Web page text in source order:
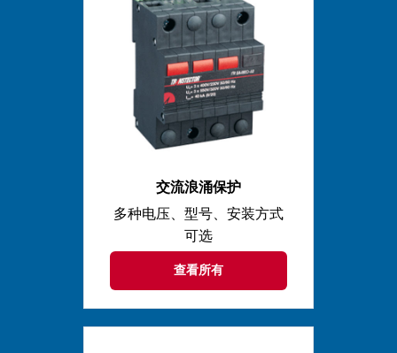
交流浪涌保护
多种电压、型号、安装方式
可选
查看所有